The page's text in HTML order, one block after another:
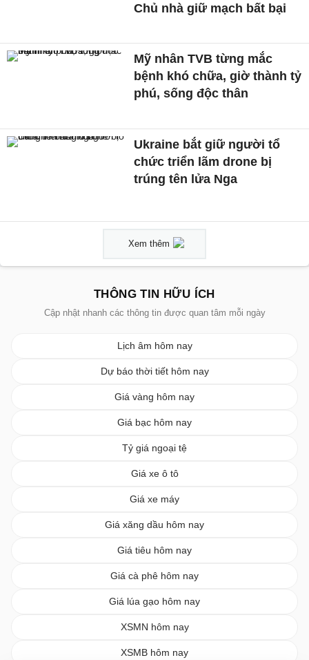
Chủ nhà giữ mạch bất bại
Mỹ nhân TVB từng mắc
bệnh khó chữa, giờ thành tỷ
phú, sống độc thân
Ukraine bắt giữ người tổ
chức triển lãm drone bị
trúng tên lửa Nga
Xem thêm
THÔNG TIN HỮU ÍCH
Cập nhật nhanh các thông tin được quan tâm mỗi ngày
Lịch âm hôm nay
Dự báo thời tiết hôm nay
Giá vàng hôm nay
Giá bạc hôm nay
Tỷ giá ngoại tệ
Giá xe ô tô
Giá xe máy
Giá xăng dầu hôm nay
Giá tiêu hôm nay
Giá cà phê hôm nay
Giá lúa gạo hôm nay
XSMN hôm nay
XSMB hôm nay